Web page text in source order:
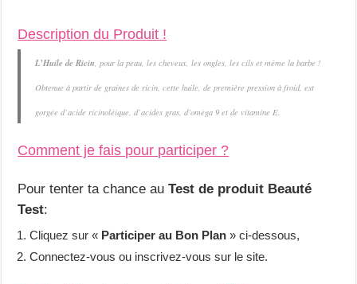
Description du Produit !
L’Huile de Ricin, pour la peau, les cheveux, les ongles, les cils et même la barbe !
Obtenue à partir de graines de ricin, cette huile, de première pression à froid, est
gorgée d’acide ricinoléique, d’acides gras, d’oméga 9 et de vitamine E.
Comment je fais pour participer ?
Pour tenter ta chance auTest de produit Beauté
Test:
Cliquez sur « Participer au Bon Plan » ci-dessous,
Connectez-vous ou inscrivez-vous sur le site.